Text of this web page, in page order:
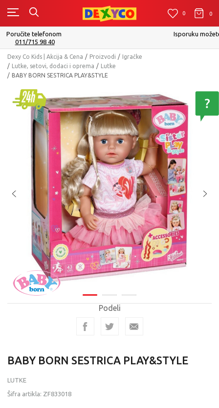
0 0 0
Isporuku možete očekivati u roku od 2 do 4 radna dana!
Dexy Co Kids | Akcija & Cena Proizvodi
Igračke
Lutke, setovi, dodaci i oprema
Lutke
BABY BORN SESTRICA PLAY&STYLE
Podeli
BABY BORN SESTRICA PLAY&STYLE
LUTKE
Šifra artikla: ZF833018